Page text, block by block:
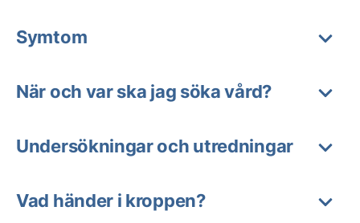
Symtom
När och var ska jag söka vård?
Undersökningar och utredningar
Vad händer i kroppen?